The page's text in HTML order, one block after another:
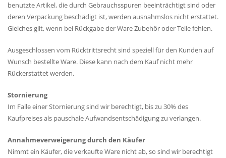
benutzte Artikel, die durch Gebrauchsspuren beeinträchtigt sind oder
deren Verpackung beschädigt ist, werden ausnahmslos nicht erstattet.
Gleiches gilt, wenn bei Rückgabe der Ware Zubehör oder Teile fehlen.
Ausgeschlossen vom Rücktrittsrecht sind speziell für den Kunden auf
Wunsch bestellte Ware. Diese kann nach dem Kauf nicht mehr
Rückerstattet werden.
Stornierung
Im Falle einer Stornierung sind wir berechtigt, bis zu 30% des
Kaufpreises als pauschale Aufwandsentschädigung zu verlangen.
Annahmeverweigerung durch den Käufer
Nimmt ein Käufer, die verkaufte Ware nicht ab, so sind wir berechtigt